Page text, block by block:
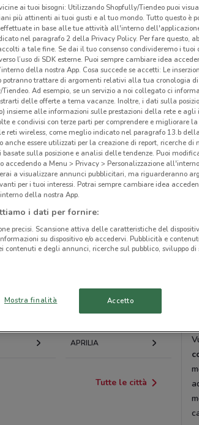
24.4 km
CIVITAVECCHIA
MONTECELIO
APRILIA
Tutte le città
ai tuoi bisogni: Utilizzando Shopfully/Tiendeo puoi
più attinenti ai tuoi gusti e al tuo mondo. Tutto questo è
in base alle tue attività all'interno
nel paragrafo 2 della Privacy Policy. Per fare questo,
a tale fine. Se dai il tuo consenso condivideremo i tuoi
l’uso di SDK esterne. Puoi sempre cambiare idea
della nostra App. Cosa succede se accetti: Le
potranno trattare di argomenti relativi alla tua cronologia di
Ad esempio, se un servizio a noi collegato ci
delle offerte a tema vacanze. Inoltre, i dati sulla
insieme alle informazioni sulle prestazioni della rete e
e condivisi con terze parti per comprendere e migliorare
reti wireless, come meglio indicato nel paragrafo 13.b
anche essere utilizzati per la creazione di report, ricerche di
sulla posizione e analisi delle tendenze. Puoi
accedendo a Menu > Privacy > Personalizzazione
a visualizzare annunci pubblicitari, ma riguarderanno
per i tuoi interessi. Potrai sempre cambiare idea
della nostra App.
i dati per fornire:
precisi. Scansione attiva delle caratteristiche del
su dispositivo e/o accedervi. Pubblicità e
contenuti e degli annunci, ricerche sul pubblico, sviluppo di
Mostra finalità Accetto